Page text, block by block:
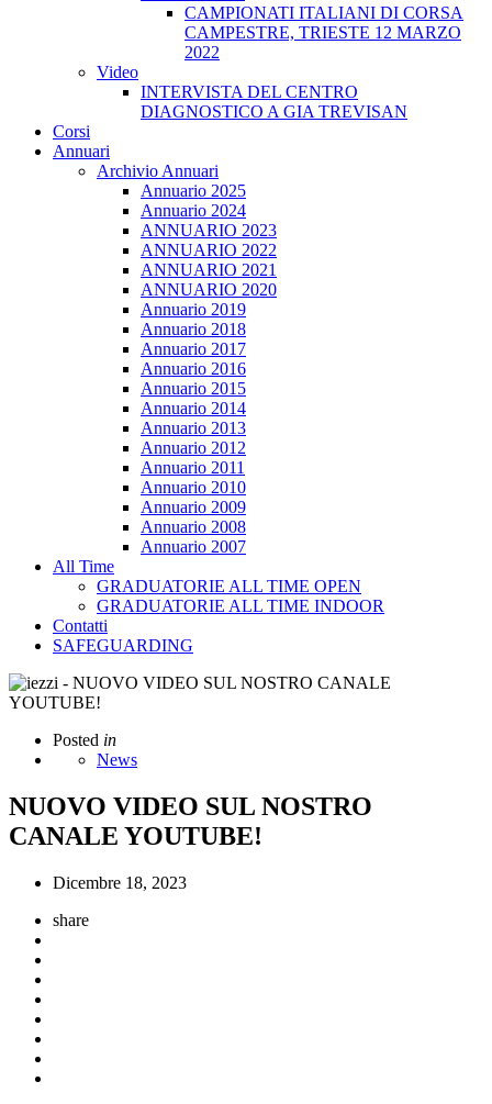
CAMPIONATI ITALIANI DI CORSA
CAMPESTRE, TRIESTE 12 MARZO
2022
Video
INTERVISTA DEL CENTRO
DIAGNOSTICO A GIA TREVISAN
Corsi
Annuari
Archivio Annuari
Annuario 2025
Annuario 2024
ANNUARIO 2023
ANNUARIO 2022
ANNUARIO 2021
ANNUARIO 2020
Annuario 2019
Annuario 2018
Annuario 2017
Annuario 2016
Annuario 2015
Annuario 2014
Annuario 2013
Annuario 2012
Annuario 2011
Annuario 2010
Annuario 2009
Annuario 2008
Annuario 2007
All Time
GRADUATORIE ALL TIME OPEN
GRADUATORIE ALL TIME INDOOR
Contatti
SAFEGUARDING
Posted in
News
NUOVO VIDEO SUL NOSTRO
CANALE YOUTUBE!
Dicembre 18, 2023
share